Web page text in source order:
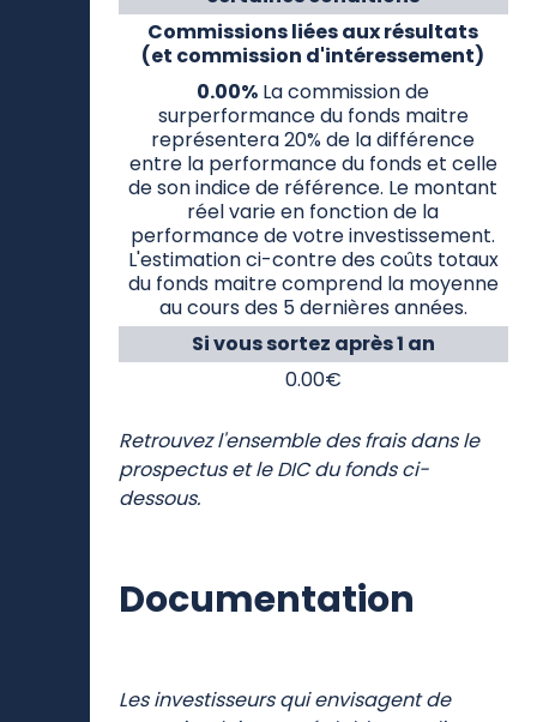
Coûts accessoires prélevés sous
certaines conditions
Commissions liées aux résultats
(et commission d'intéressement)
0.00%La commission de
surperformance du fonds maitre
représentera 20% de la différence
entre la performance du fonds et celle
de son indice de référence. Le montant
réel varie en fonction de la
performance de votre investissement.
L'estimation ci-contre des coûts totaux
du fonds maitre comprend la moyenne
au cours des 5 dernières années.
0.00€
Retrouvez l'ensemble des frais dans le